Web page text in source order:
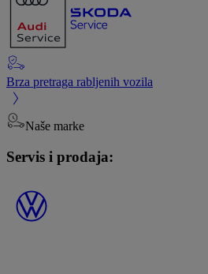
Brza pretraga rabljenih vozila
Naše marke
Servis i prodaja: